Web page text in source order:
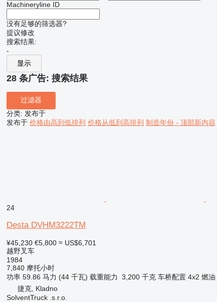
Machineryline ID
没有足够的筛选器?
提议修改
搜索结果:
-
显示
28 条广告: 搜索结果
过滤器
分类: 发布于
发布于 价格由高到低排列 价格从低到高排列 制造年份 - 顶部新内容
24
Desta DVHM3222TM
¥45,230 €5,800 ≈ US$6,701
越野叉车
1984
7,840 摩托小时
功率 59.86 马力 (44 千瓦) 载重能力 3,200 千克 车桥配置 4x2 燃油
捷克, Kladno
SolventTruck .s.r.o.